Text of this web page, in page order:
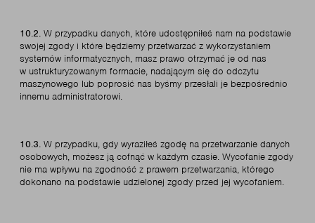
10.2. W przypadku danych, które udostępniłeś nam na podstawie
swojej zgody i które będziemy przetwarzać z wykorzystaniem
systemów informatycznych, masz prawo otrzymać je od nas
w ustrukturyzowanym formacie, nadającym się do odczytu
maszynowego lub poprosić nas byśmy przesłali je bezpośrednio
innemu administratorowi.
10.3. W przypadku, gdy wyraziłeś zgodę na przetwarzanie danych
osobowych, możesz ją cofnąć w każdym czasie. Wycofanie zgody
nie ma wpływu na zgodność z prawem przetwarzania, którego
dokonano na podstawie udzielonej zgody przed jej wycofaniem.